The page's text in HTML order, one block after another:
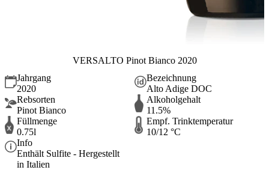
VERSALTO Pinot Bianco 2020
Jahrgang
2020
Bezeichnung
Alto Adige DOC
Rebsorten
Pinot Bianco
Alkoholgehalt
11.5%
Füllmenge
0.75l
Empf. Trinktemperatur
10/12 °C
Info
Enthält Sulfite - Hergestellt
in Italien